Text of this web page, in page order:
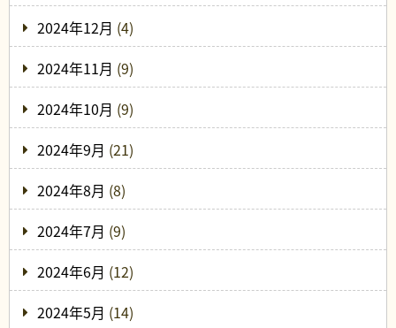
2024年12月 (4)
2024年11月 (9)
2024年10月 (9)
2024年9月 (21)
2024年8月 (8)
2024年7月 (9)
2024年6月 (12)
2024年5月 (14)